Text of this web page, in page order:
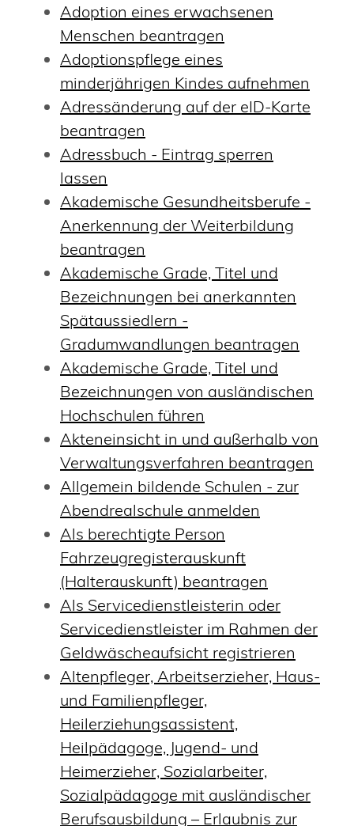
Adoption eines erwachsenen
Menschen beantragen
Adoptionspflege eines
minderjährigen Kindes aufnehmen
Adressänderung auf der eID-Karte
beantragen
Adressbuch - Eintrag sperren
lassen
Akademische Gesundheitsberufe -
Anerkennung der Weiterbildung
beantragen
Akademische Grade, Titel und
Bezeichnungen bei anerkannten
Spätaussiedlern -
Gradumwandlungen beantragen
Akademische Grade, Titel und
Bezeichnungen von ausländischen
Hochschulen führen
Akteneinsicht in und außerhalb von
Verwaltungsverfahren beantragen
Allgemein bildende Schulen - zur
Abendrealschule anmelden
Als berechtigte Person
Fahrzeugregisterauskunft
(Halterauskunft) beantragen
Als Servicedienstleisterin oder
Servicedienstleister im Rahmen der
Geldwäscheaufsicht registrieren
Altenpfleger, Arbeitserzieher, Haus-
und Familienpfleger,
Heilerziehungsassistent,
Heilpädagoge, Jugend- und
Heimerzieher, Sozialarbeiter,
Sozialpädagoge mit ausländischer
Berufsausbildung – Erlaubnis zur